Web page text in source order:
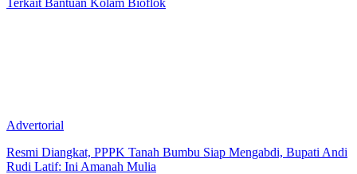
Advertorial
Resmi Diangkat, PPPK Tanah Bumbu Siap Mengabdi, Bupati Andi
Rudi Latif: Ini Amanah Mulia